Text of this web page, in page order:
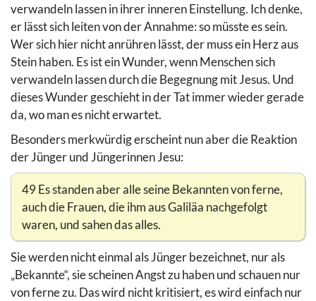
verwandeln lassen in ihrer inneren Einstellung. Ich denke,
er lässt sich leiten von der Annahme: so müsste es sein.
Wer sich hier nicht anrühren lässt, der muss ein Herz aus
Stein haben. Es ist ein Wunder, wenn Menschen sich
verwandeln lassen durch die Begegnung mit Jesus. Und
dieses Wunder geschieht in der Tat immer wieder gerade
da, wo man es nicht erwartet.
Besonders merkwürdig erscheint nun aber die Reaktion
der Jünger und Jüngerinnen Jesu:
49 Es standen aber alle seine Bekannten von ferne,
auch die Frauen, die ihm aus Galiläa nachgefolgt
waren, und sahen das alles.
Sie werden nicht einmal als Jünger bezeichnet, nur als
„Bekannte“, sie scheinen Angst zu haben und schauen nur
von ferne zu. Das wird nicht kritisiert, es wird einfach nur